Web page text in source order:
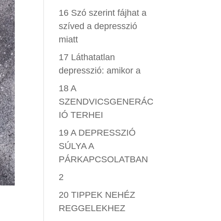
16 Szó szerint fájhat a
szíved a depresszió
miatt
17 Láthatatlan
depresszió: amikor a
18 A
SZENDVICSGENERÁC
IÓ TERHEI
19 A DEPRESSZIÓ
SÚLYA A
PÁRKAPCSOLATBAN
2
20 TIPPEK NEHÉZ
REGGELEKHEZ